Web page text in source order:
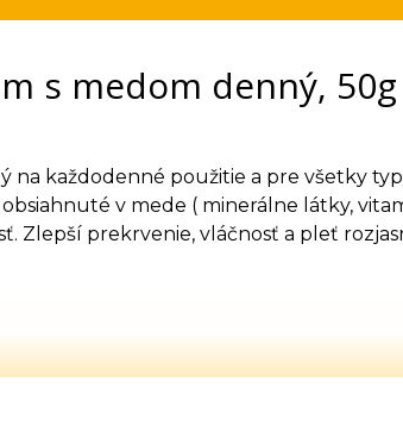
s medom denný, 50g
na každodenné použitie a pre všetky
v mede ( minerálne látky,
Zlepší prekrvenie, vláčnosť a pleť